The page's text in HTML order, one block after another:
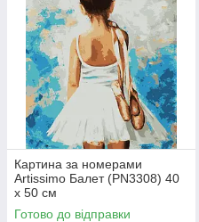
Картина за номерами
Artissimo Балет (PN3308) 40
х 50 см
Готово до відправки